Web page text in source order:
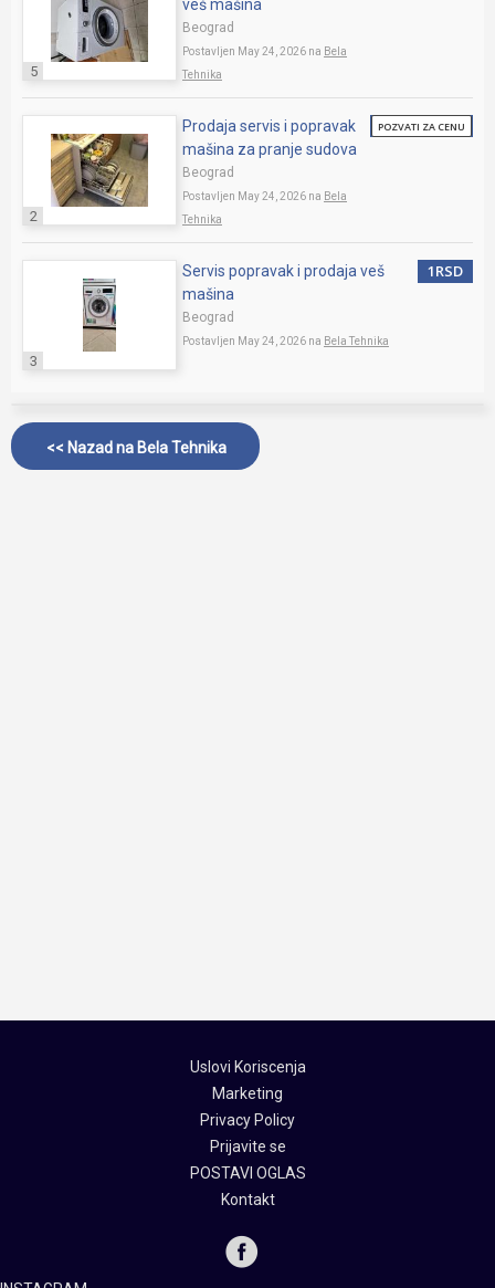
5
veš mašina
Beograd
Postavljen May 24, 2026 na Bela
Tehnika
2
Prodaja servis i popravak
mašina za pranje sudova
Beograd
Postavljen May 24, 2026 na Bela
Tehnika
POZVATI ZA CENU
3
Servis popravak i prodaja veš
mašina
Beograd
Postavljen May 24, 2026 na Bela Tehnika
1RSD
<< Nazad na Bela Tehnika
Uslovi Koriscenja
Marketing
Privacy Policy
Prijavite se
POSTAVI OGLAS
Kontakt